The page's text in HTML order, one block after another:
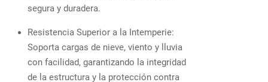
segura y duradera.
Resistencia Superior a la Intemperie:
Soporta cargas de nieve, viento y lluvia
con facilidad, garantizando la integridad
de la estructura y la protección contra